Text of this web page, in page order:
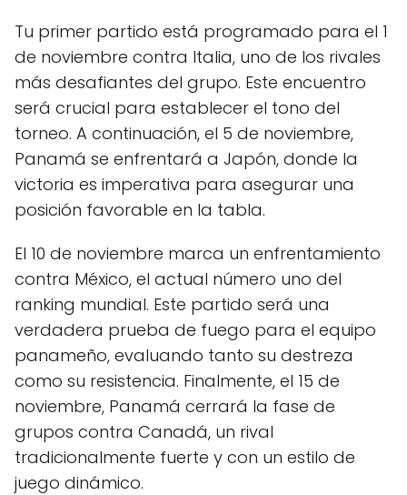
Tu primer partido está programado para el 1
de noviembre contra Italia, uno de los rivales
más desafiantes del grupo. Este encuentro
será crucial para establecer el tono del
torneo. A continuación, el 5 de noviembre,
Panamá se enfrentará a Japón, donde la
victoria es imperativa para asegurar una
posición favorable en la tabla.
El 10 de noviembre marca un enfrentamiento
contra México, el actual número uno del
ranking mundial. Este partido será una
verdadera prueba de fuego para el equipo
panameño, evaluando tanto su destreza
como su resistencia. Finalmente, el 15 de
noviembre, Panamá cerrará la fase de
grupos contra Canadá, un rival
tradicionalmente fuerte y con un estilo de
juego dinámico.